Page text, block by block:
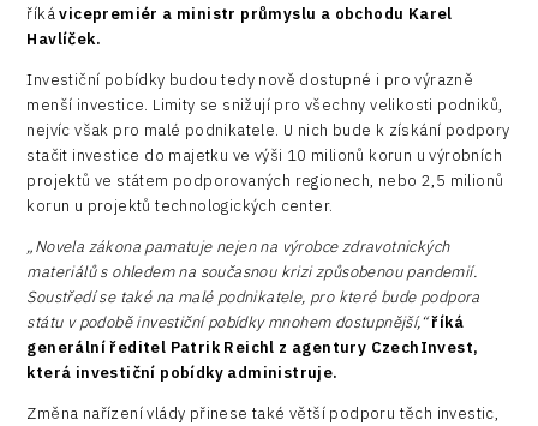
říkávicepremiér a ministr průmyslu a obchodu Karel
Havlíček.
Investiční pobídky budou tedy nově dostupné i pro výrazně
menší investice. Limity se snižují pro všechny velikosti podniků,
nejvíc však pro malé podnikatele. U nich bude k získání podpory
stačit investice do majetku ve výši 10 milionů korun u výrobních
projektů ve státem podporovaných regionech, nebo 2,5 milionů
korun u projektů technologických center.
„Novela zákona pamatuje nejen na výrobce zdravotnických
materiálů s ohledem na současnou krizi způsobenou pandemií.
Soustředí se také na malé podnikatele, pro které bude podpora
státu v podobě investiční pobídky mnohem dostupnější,“říká
generální ředitel Patrik Reichl z agentury CzechInvest,
která investiční pobídky administruje.
Změna nařízení vlády přinese také větší podporu těch investic,